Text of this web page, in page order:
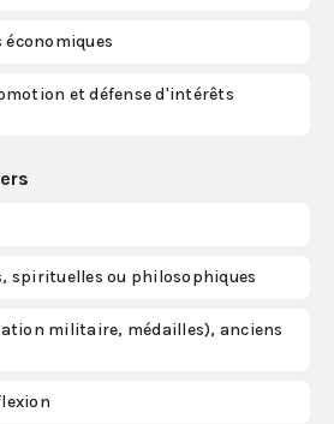
et défense d'intérêts
spirituelles ou philosophiques
militaire, médailles), anciens